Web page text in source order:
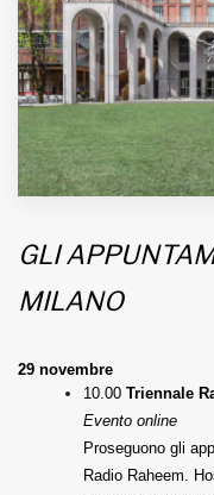
www.viveremilano.info
Fondato e diretto da
Bernardis
EDB edizioni - Via Brivio
Imbonati, 89 20159
Informativa sulla privacy
GLI
MILANO
29 novembre
10.00 Triennale
Evento online
Proseguono gli
Radio Raheem.